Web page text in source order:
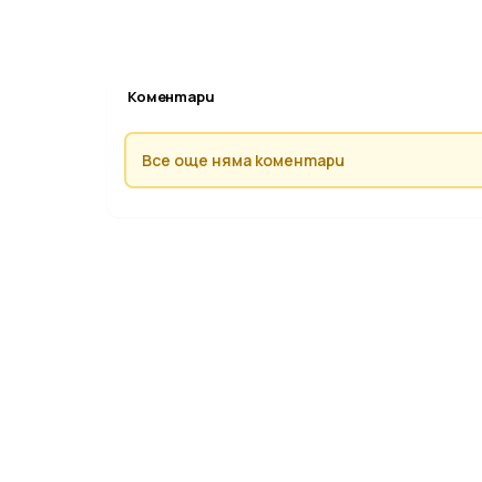
Коментари
Все още няма коментари